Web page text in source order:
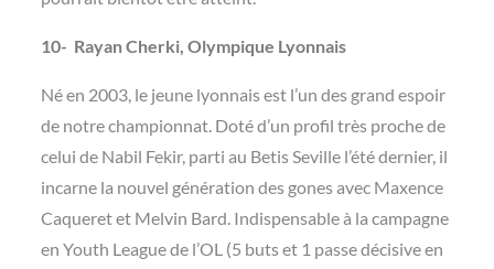
10- Rayan Cherki, Olympique Lyonnais
Né en 2003, le jeune lyonnais est l’un des grand espoir
de notre championnat. Doté d’un profil très proche de
celui de Nabil Fekir, parti au Betis Seville l’été dernier, il
incarne la nouvel génération des gones avec Maxence
Caqueret et Melvin Bard. Indispensable à la campagne
en Youth League de l’OL (5 buts et 1 passe décisive en